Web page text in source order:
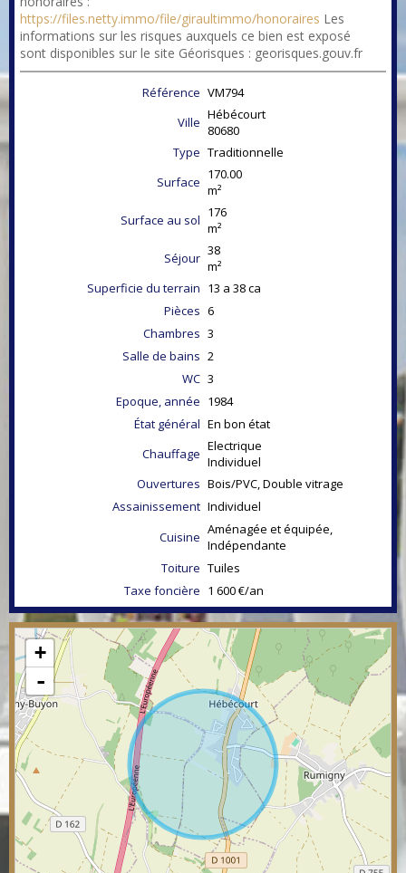
https://files.netty.immo/file/giraultimmo/honoraires Les
informations sur les risques auxquels ce bien est exposé
sont disponibles sur le site Géorisques : georisques.gouv.fr
Référence VM794
Ville Hébécourt
80680
Type Traditionnelle
Surface 170.00
m²
Surface au sol 176
m²
Séjour 38
m²
Superficie du terrain 13 a 38 ca
Pièces 6
Chambres 3
Salle de bains 2
WC 3
Epoque, année 1984
État général En bon état
Chauffage Electrique
Individuel
Ouvertures Bois/PVC, Double vitrage
Assainissement Individuel
Cuisine Aménagée et équipée,
Indépendante
Toiture Tuiles
Taxe foncière 1 600 €/an
+
-